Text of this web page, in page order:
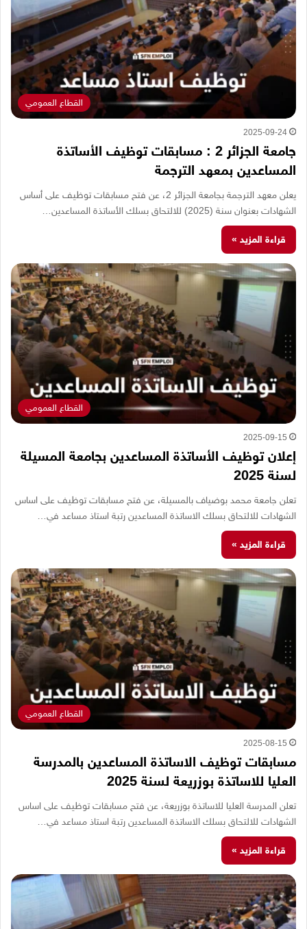
القطاع العمومي
2025-09-24
جامعة الجزائر 2 : مسابقات توظيف الأساتذة
المساعدين بمعهد الترجمة
يعلن معهد الترجمة بجامعة الجزائر 2، عن فتح مسابقات توظيف على أساس
الشهادات بعنوان سنة (2025) للالتحاق بسلك الأساتذة المساعدين…
قراءة المزيد »
القطاع العمومي
2025-09-15
إعلان توظيف الأساتذة المساعدين بجامعة المسيلة
لسنة 2025
تعلن جامعة محمد بوضياف بالمسيلة، عن فتح مسابقات توظيف على اساس
الشهادات للالتحاق بسلك الاساتذة المساعدين رتبة استاذ مساعد في…
قراءة المزيد »
القطاع العمومي
2025-08-15
مسابقات توظيف الاساتذة المساعدين بالمدرسة
العليا للاساتذة بوزريعة لسنة 2025
تعلن المدرسة العليا للاساتذة بوزريعة، عن فتح مسابقات توظيف على اساس
الشهادات للالتحاق بسلك الاساتذة المساعدين رتبة استاذ مساعد في…
قراءة المزيد »